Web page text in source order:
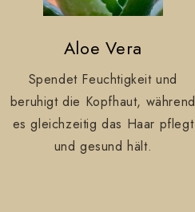
Aloe Vera
Spendet Feuchtigkeit und
beruhigt die Kopfhaut, während
es gleichzeitig das Haar pflegt
und gesund hält.